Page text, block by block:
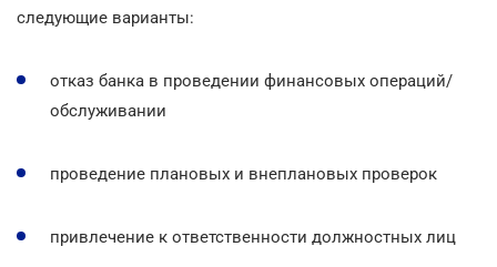
следующие варианты:
отказ банка в проведении финансовых операций/
обслуживании
проведение плановых и внеплановых проверок
привлечение к ответственности должностных лиц